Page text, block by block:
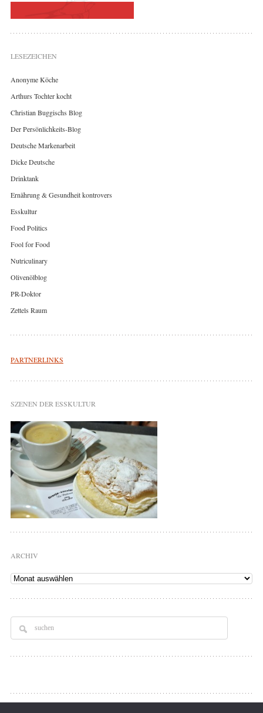
LESEZEICHEN
Anonyme Köche
Arthurs Tochter kocht
Christian Buggischs Blog
Der Persönlichkeits-Blog
Deutsche Markenarbeit
Dicke Deutsche
Drinktank
Ernährung & Gesundheit kontrovers
Esskultur
Food Politics
Fool for Food
Nutriculinary
Olivenölblog
PR-Doktor
Zettels Raum
PARTNERLINKS
SZENEN DER ESSKULTUR
ARCHIV
Archiv